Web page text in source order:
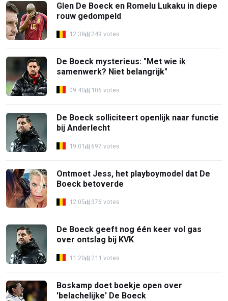
Glen De Boeck en Romelu Lukaku in diepe
rouw gedompeld
12:38 249 votes
De Boeck mysterieus: "Met wie ik
samenwerk? Niet belangrijk"
09:40 106 votes
De Boeck solliciteert openlijk naar functie
bij Anderlecht
19:01 697 votes
Ontmoet Jess, het playboymodel dat De
Boeck betoverde
12:05 376 votes
De Boeck geeft nog één keer vol gas
over ontslag bij KVK
11:20 211 votes
Boskamp doet boekje open over
'belachelijke' De Boeck